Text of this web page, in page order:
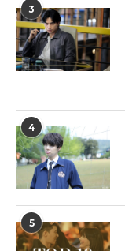
3
4
5